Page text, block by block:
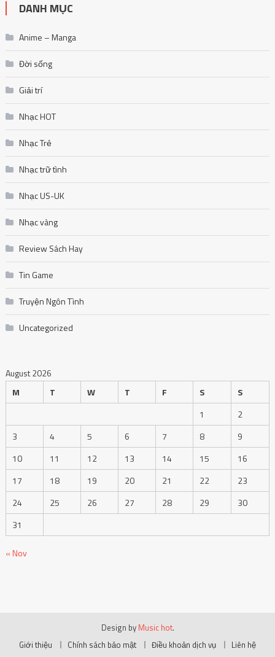
DANH MỤC
Anime – Manga
Đời sống
Giải trí
Nhạc HOT
Nhạc Trẻ
Nhạc trữ tình
Nhạc US-UK
Nhạc vàng
Review Sách Hay
Tin Game
Truyện Ngôn Tình
Uncategorized
August 2026
M
T W T F S
S
1
2
3
4 5 6 7 8
9
10
11 12 13 14 15
16
17
18 19 20 21 22
23
24
25 26 27 28 29
30
31
« Nov
Design by Music hot.
Giới thiệu
Chính sách bảo mật Điều khoản dịch vụ Liên hệ